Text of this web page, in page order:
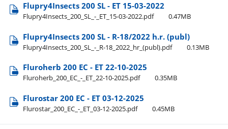
Flupry4Insects 200 SL - ET 15-03-2022
Flupry4Insects​_200​_SL​_-​_ET​_15-03-2022.pdf 0.47MB
Flupry4Insects 200 SL - R-18/2022 h.r. (publ)
Flupry4Insects​_200​_SL​_-​_R-18​_2022​_hr​_(publ).pdf 0.13MB
Fluroherb 200 EC - ET 22-10-2025
Fluroherb​_200​_EC​_-​_ET​_22-10-2025.pdf 0.35MB
Flurostar 200 EC - ET 03-12-2025
Flurostar​_200​_EC​_-​_ET​_03-12-2025.pdf 0.45MB